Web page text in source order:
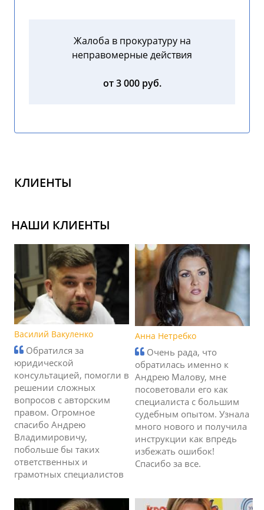
Жалоба в прокуратуру на
неправомерные действия
от 3 000 руб.
КЛИЕНТЫ
НАШИ КЛИЕНТЫ
Василий Вакуленко
Обратился за
юридической
консультацией, помогли в
решении сложных
вопросов с авторским
правом. Огромное
спасибо Андрею
Владимировичу,
побольше бы таких
ответственных и
грамотных специалистов
Анна Нетребко
Очень рада, что
обратилась именно к
Андрею Малову, мне
посоветовали его как
специалиста с большим
судебным опытом. Узнала
много нового и получила
инструкции как впредь
избежать ошибок!
Спасибо за все.